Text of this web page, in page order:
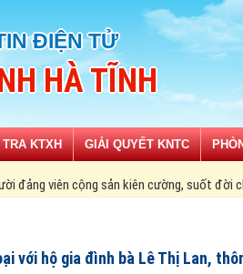
ĐIỆN TỬ
HÀ TĨNH
KTXH GIẢI QUYẾT KNTC
kiên cường, suốt đời chiến đấu vì lý tưởng
với hộ gia đình bà Lê Thị Lan,